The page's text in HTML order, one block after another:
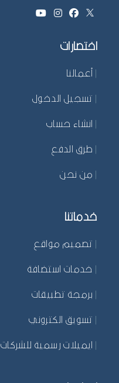
اختصارات
| أعمالنا
| تسجيل الدخول
| انشاء حساب
| طرق الدفع
| من نحن
خدماتنا
| تصميم مواقع
| خدمات استضافة
| برمجة تطبيقات
| تسويق الكتروني
| ايميلات رسمية للشركات